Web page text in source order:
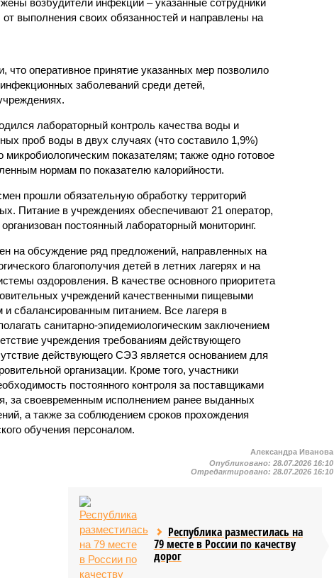
выполнения своих обязанностей и направлены на
что оперативное принятие указанных мер позволило
заболеваний среди детей,
лабораторный контроль качества воды и
проб воды в двух случаях (что составило 1,9%)
показателям; также одно готовое
нормам по показателю калорийности.
прошли обязательную обработку территорий
Питание в учреждениях обеспечивают 21 оператор,
постоянный лабораторный мониторинг.
на обсуждение ряд предложений, направленных на
благополучия детей в летних лагерях и на
оздоровления. В качестве основного приоритета
учреждений качественными пищевыми
сбалансированным питанием. Все лагеря в
санитарно-эпидемиологическим заключением
учреждения требованиям действующего
действующего СЭЗ является основанием для
организации. Кроме того, участники
постоянного контроля за поставщиками
за своевременным исполнением ранее выданных
а также за соблюдением сроков прохождения
обучения персоналом.
Александра Иванова
Опубликовано:28.07.2026 16:10
Отредактировано:28.07.2026 16:10
Республика разместилась на
79 месте в России по качеству
дорог